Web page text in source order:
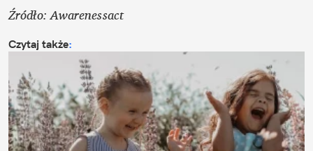
Źródło: Awarenessact
Czytaj także: